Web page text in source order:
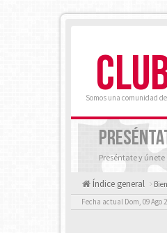
Somos una comunidad
Preséntate y
Índice general
Fecha actual Dom, 09 Ago